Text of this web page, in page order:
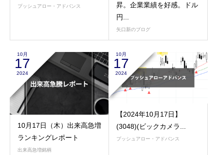
プッシュアロー・アドバンス
昇。企業業績を好感。ドル
円...
矢口新のブログ
10月
17
2024
10月17日（木）出来高急増
ランキングレポート
出来高急増銘柄
10月
17
2024
【2024年10月17日】
(3048)(ビックカメラ...
プッシュアロー・アドバンス